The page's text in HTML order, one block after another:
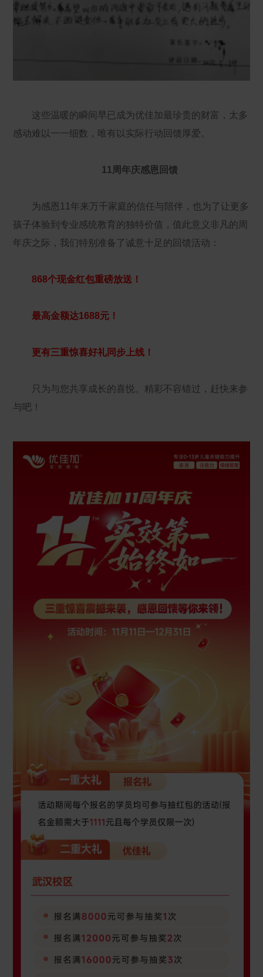
这些温暖的瞬间早已成为优佳加最珍贵的财富，太多
感动难以一一细数，唯有以实际行动回馈厚爱。
11周年庆感恩回馈
为感恩11年来万千家庭的信任与陪伴，也为了让更多
孩子体验到专业感统教育的独特价值，值此意义非凡的周
年庆之际，我们特别准备了诚意十足的回馈活动：
868个现金红包重磅放送！
最高金额达1688元！
更有三重惊喜好礼同步上线！
只为与您共享成长的喜悦。精彩不容错过，赶快来参
与吧！